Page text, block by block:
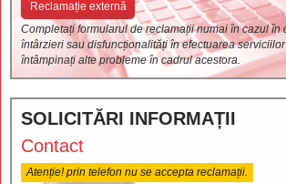
Reclamație externă
Completați formularul de reclamații numai în cazul în
întârzieri sau disfuncționalități în efectuarea
întâmpinați alte probleme în cadrul acestora.
SOLICITĂRI INFORMAȚII
Contact
Atenție! prin telefon nu se accepta reclamații.